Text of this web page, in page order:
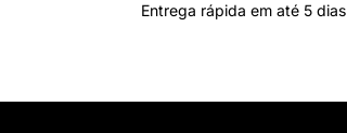
Entrega rápida em até 5 dias